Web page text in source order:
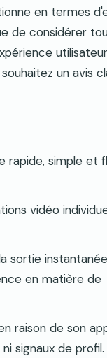
en termes
de considérer
un avis
rapide, simple et
vidéo
sortie
en matière de
raison de son
signaux de profil.